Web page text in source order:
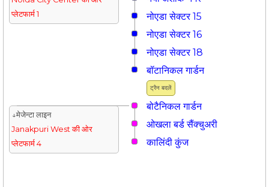
प्लेटफार्म 1
नोएडा सेक्टर 15
नोएडा सेक्टर 16
नोएडा सेक्टर 18
ट्रैन बदलें
बॉटानिकल गार्डन
बोटैनिकल गार्डन
↓मेजेन्टा लाइन
Janakpuri West की ओर
प्लेटफार्म 4
ओखला बर्ड सैंक्चुअरी
कालिंदी कुंज